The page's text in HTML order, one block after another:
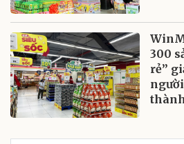
300
rẻ”